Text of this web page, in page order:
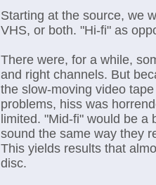
Starting at the source, we
VHS, or both. "Hi-fi" as
There were, for a while,
and right channels. But
the slow-moving video
problems, hiss was
limited. "Mid-fi" would be
sound the same way they
This yields results that
disc.